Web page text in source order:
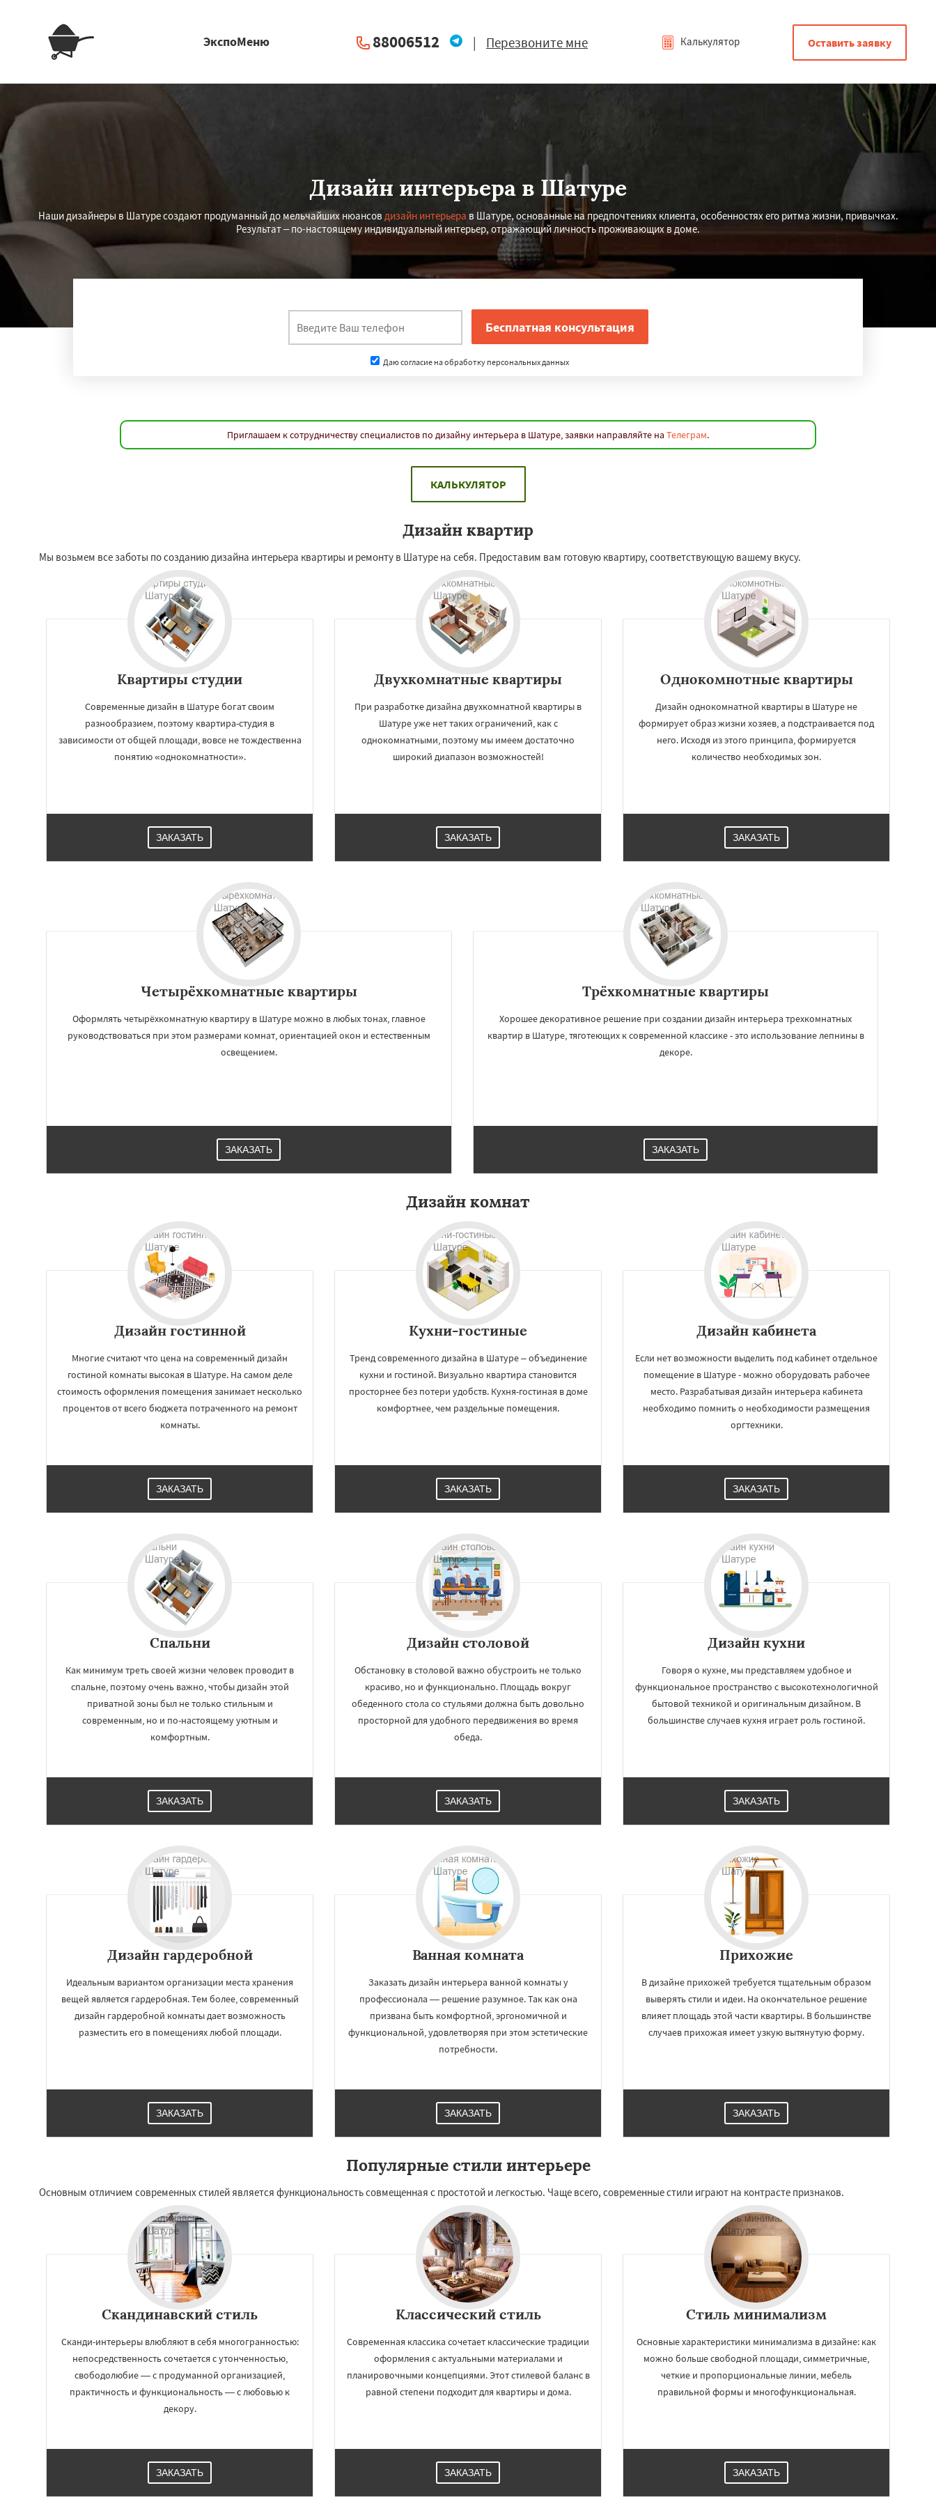
регионам
×
Белоомут
Красково
Обухово
Решетниково
ЭкспоМеню 88006512 | Перезвоните мне Калькулятор Оставить заявку
Дизайн интерьера в Шатуре
Наши дизайнеры в Шатуре создают продуманный до мельчайших нюансов дизайн интерьера в Шатуре, основанные на предпочтениях клиента, особенностях его ритма жизни, привычках.
Результат – по-настоящему индивидуальный интерьер, отражающий личность проживающих в доме.
Даю согласие на обработку персональных данных
Приглашаем к сотрудничеству специалистов по дизайну интерьера в Шатуре, заявки направляйте на Телеграм.
КАЛЬКУЛЯТОР
Дизайн квартир
Мы возьмем все заботы по созданию дизайна интерьера квартиры и ремонту в Шатуре на себя. Предоставим вам готовую квартиру, соответствующую вашему вкусу.
Квартиры студии
Современные дизайн в Шатуре богат своим
разнообразием, поэтому квартира-студия в
зависимости от общей площади, вовсе не тождественна
понятию «однокомнатности».
ЗАКАЗАТЬ
Двухкомнатные квартиры
При разработке дизайна двухкомнатной квартиры в
Шатуре уже нет таких ограничений, как с
однокомнатными, поэтому мы имеем достаточно
широкий диапазон возможностей!
ЗАКАЗАТЬ
Однокомнотные квартиры
Дизайн однокомнатной квартиры в Шатуре не
формирует образ жизни хозяев, а подстраивается под
него. Исходя из этого принципа, формируется
количество необходимых зон.
ЗАКАЗАТЬ
Четырёхкомнатные квартиры
Оформлять четырёхкомнатную квартиру в Шатуре можно в любых тонах, главное
руководствоваться при этом размерами комнат, ориентацией окон и естественным
освещением.
ЗАКАЗАТЬ
Трёхкомнатные квартиры
Хорошее декоративное решение при создании дизайн интерьера трехкомнатных
квартир в Шатуре, тяготеющих к современной классике - это использование лепнины в
декоре.
ЗАКАЗАТЬ
Дизайн комнат
Дизайн гостинной
Многие считают что цена на современный дизайн
гостиной комнаты высокая в Шатуре. На самом деле
стоимость оформления помещения занимает несколько
процентов от всего бюджета потраченного на ремонт
комнаты.
ЗАКАЗАТЬ
Кухни-гостиные
Тренд современного дизайна в Шатуре – объединение
кухни и гостиной. Визуально квартира становится
просторнее без потери удобств. Кухня-гостиная в доме
комфортнее, чем раздельные помещения.
ЗАКАЗАТЬ
Дизайн кабинета
Если нет возможности выделить под кабинет отдельное
помещение в Шатуре - можно оборудовать рабочее
место. Разрабатывая дизайн интерьера кабинета
необходимо помнить о необходимости размещения
оргтехники.
ЗАКАЗАТЬ
Спальни
Как минимум треть своей жизни человек проводит в
спальне, поэтому очень важно, чтобы дизайн этой
приватной зоны был не только стильным и
современным, но и по-настоящему уютным и
комфортным.
ЗАКАЗАТЬ
Дизайн cтоловой
Обстановку в столовой важно обустроить не только
красиво, но и функционально. Площадь вокруг
обеденного стола со стульями должна быть довольно
просторной для удобного передвижения во время
обеда.
ЗАКАЗАТЬ
Дизайн кухни
Говоря о кухне, мы представляем удобное и
функциональное пространство с высокотехнологичной
бытовой техникой и оригинальным дизайном. В
большинстве случаев кухня играет роль гостиной.
ЗАКАЗАТЬ
Дизайн гардеробной
Идеальным вариантом организации места хранения
вещей является гардеробная. Тем более, современный
дизайн гардеробной комнаты дает возможность
разместить его в помещениях любой площади.
ЗАКАЗАТЬ
Ванная комната
Заказать дизайн интерьера ванной комнаты у
профессионала — решение разумное. Так как она
призвана быть комфортной, эргономичной и
функциональной, удовлетворяя при этом эстетические
потребности.
ЗАКАЗАТЬ
Прихожие
В дизайне прихожей требуется тщательным образом
выверять стили и идеи. На окончательное решение
влияет площадь этой части квартиры. В большинстве
случаев прихожая имеет узкую вытянутую форму.
ЗАКАЗАТЬ
Популярные стили интерьере
Основным отличием современных стилей является функциональность совмещенная с простотой и легкостью. Чаще всего, современные стили играют на контрасте признаков.
Скандинавский стиль
Сканди-интерьеры влюбляют в себя многогранностью:
непосредственность сочетается с утонченностью,
свободолюбие — с продуманной организацией,
практичность и функциональность — с любовью к
декору.
ЗАКАЗАТЬ
Классический стиль
Современная классика сочетает классические традиции
оформления с актуальными материалами и
планировочными концепциями. Этот стилевой баланс в
равной степени подходит для квартиры и дома.
ЗАКАЗАТЬ
Стиль минимализм
Основные характеристики минимализма в дизайне: как
можно больше свободной площади, симметричные,
четкие и пропорциональные линии, мебель
правильной формы и многофункциональная.
ЗАКАЗАТЬ
×
Даю согласие на обработку персональных данных